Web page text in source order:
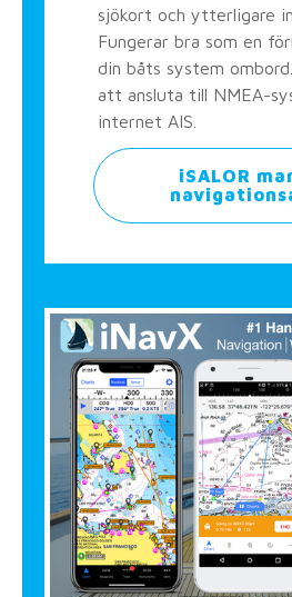
sjökort och ytterligare
Fungerar bra som en
din båts system
att ansluta till NMEA-
internet AIS.
iSALOR